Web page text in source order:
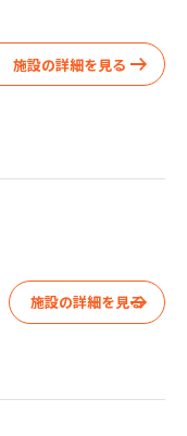
施設の詳細を見る
施設の詳細を見る